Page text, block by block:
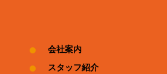
会社案内
スタッフ紹介